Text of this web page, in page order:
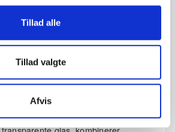
Tillad alle
Tillad valgte
Afvis
Filament er en serie af unikke
der tilfører et klassisk udtryk og en
Med et snoet filament, der er